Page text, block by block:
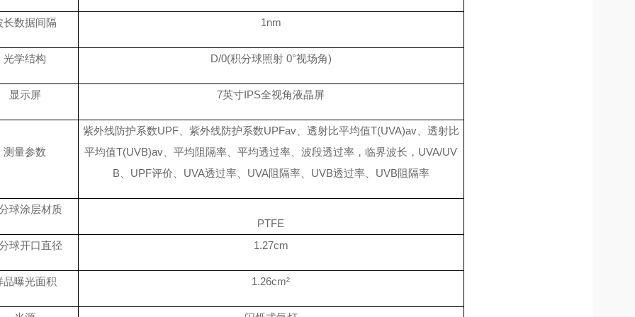
长数据间隔 1nm
光学结构 D/0(积分球照射 0°视场角)
显示屏 7英寸IPS全视角液晶屏
测量参数
紫外线防护系数UPF、紫外线防护系数UPFav、透射比平均值T(UVA)av、透射比
平均值T(UVB)av、平均阻隔率、平均透过率、波段透过率，临界波长，UVA/UV
B、UPF评价、UVA透过率、UVA阻隔率、UVB透过率、UVB阻隔率
球涂层材质
PTFE
球开口直径
1.27cm
品曝光面积 1.26cm²